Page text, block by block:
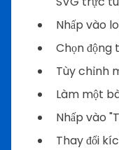
Nhấp vào
Chọn
Tùy chỉnh
Làm một
Nhấp vào
Thay đổi